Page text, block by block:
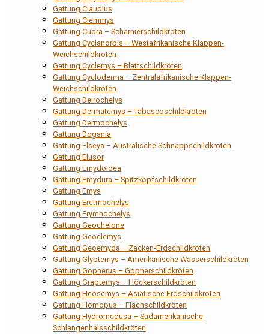
Gattung Claudius
Gattung Clemmys
Gattung Cuora – Scharnierschildkröten
Gattung Cyclanorbis – Westafrikanische Klappen-
Weichschildkröten
Gattung Cyclemys – Blattschildkröten
Gattung Cycloderma – Zentralafrikanische Klappen-
Weichschildkröten
Gattung Deirochelys
Gattung Dermatemys – Tabascoschildkröten
Gattung Dermochelys
Gattung Dogania
Gattung Elseya – Australische Schnappschildkröten
Gattung Elusor
Gattung Emydoidea
Gattung Emydura – Spitzkopfschildkröten
Gattung Emys
Gattung Eretmochelys
Gattung Erymnochelys
Gattung Geochelone
Gattung Geoclemys
Gattung Geoemyda – Zacken-Erdschildkröten
Gattung Glyptemys – Amerikanische Wasserschildkröten
Gattung Gopherus – Gopherschildkröten
Gattung Graptemys – Höckerschildkröten
Gattung Heosemys – Asiatische Erdschildkröten
Gattung Homopus – Flachschildkröten
Gattung Hydromedusa – Südamerikanische
Schlangenhalsschildkröten